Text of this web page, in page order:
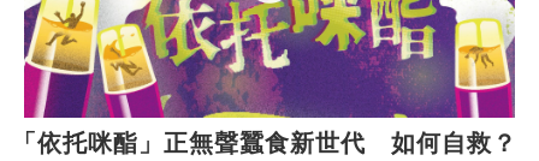
「依托咪酯」正無聲蠶食新世代 如何自救？